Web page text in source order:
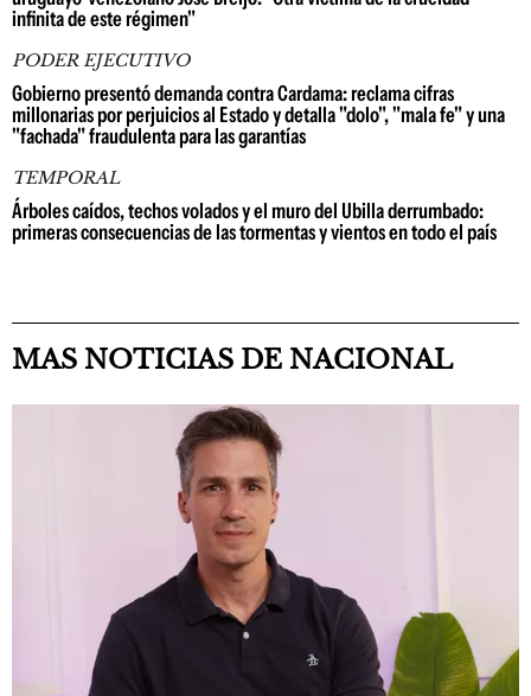
infinita de este régimen"
PODER EJECUTIVO
Gobierno presentó demanda contra Cardama: reclama cifras
millonarias por perjuicios al Estado y detalla "dolo", "mala fe" y una
"fachada" fraudulenta para las garantías
TEMPORAL
Árboles caídos, techos volados y el muro del Ubilla derrumbado:
primeras consecuencias de las tormentas y vientos en todo el país
MAS NOTICIAS DE NACIONAL